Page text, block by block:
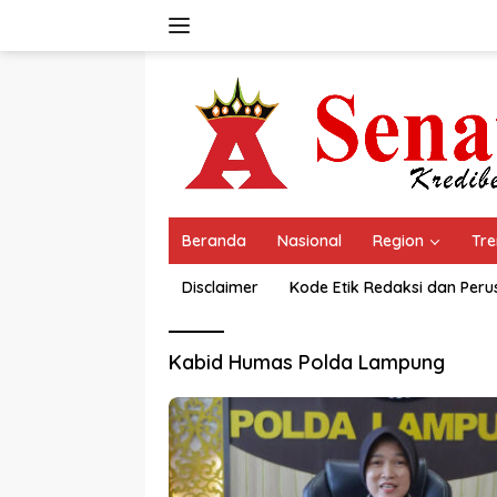
Beranda Nasional Region
Disclaimer Kode Etik Redaksi dan
Kabid Humas Polda Lampung